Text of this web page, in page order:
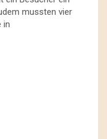
mussten vier
in